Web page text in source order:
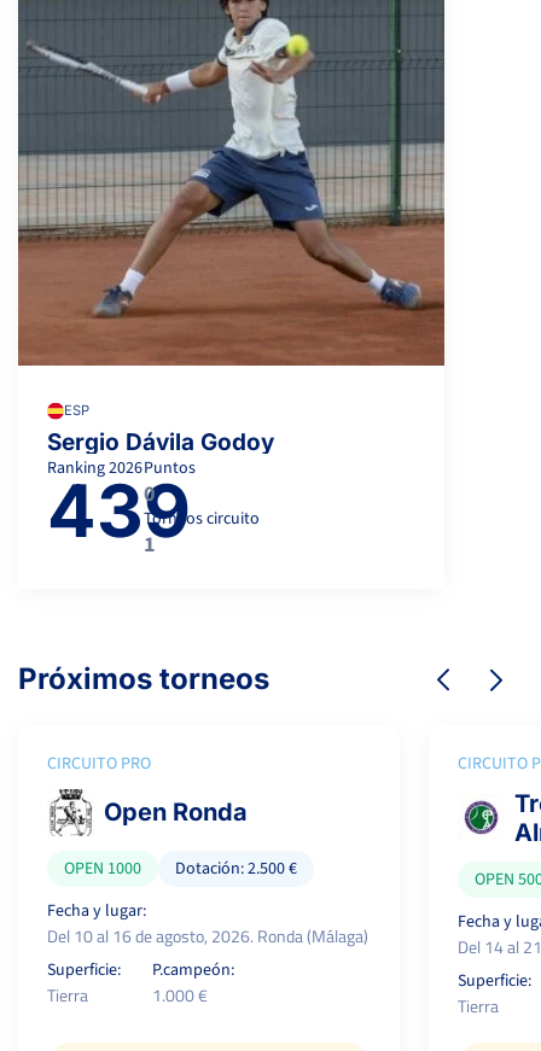
ESP
Sergio Dávila Godoy
Ranking2026
439
Puntos
0
Torneos circuito
1
Próximos torneos
CIRCUITO PRO
Open Ronda
OPEN 1000
Dotación: 2.500 €
Fecha y lugar:
Del 10 al 16 de agosto, 2026. Ronda (Málaga)
Superficie:
Tierra
P.campeón:
1.000 €
CIRCUITO
OPEN
Fecha y
Del 14 al
Superficie:
Tierra